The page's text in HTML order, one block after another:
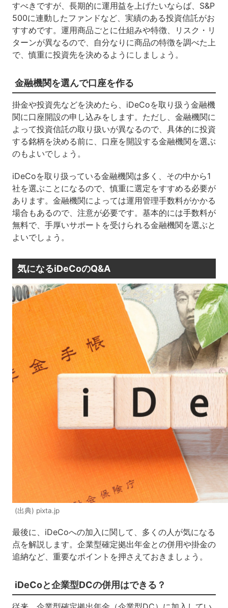
すべきですが、長期的に運用益を上げたいならば、 S&P
500に連動したファンドなど、実績のある投資信託がお
すすめです。運用商品ごとに仕組みや特徴、リスク・リ
ターンが異なるので、自分なりに商品の特徴を調べた上
で、慎重に投資先を決めるようにしましょう。
金融機関を選んで口座を作る
掛金や投資先などを決めたら、 iDeCoを取り扱う金融機
関に口座開設の申し込みをします。ただし、金融機関に
よって投資信託の取り扱いが異なるので、具体的に投資
する銘柄を決める前に、口座を開設する金融機関を選ぶ
のもよいでしょう。
iDeCoを取り扱っている金融機関は多く、その中から1
社を選ぶことになるので、慎重に選定をすすめる必要が
あります。金融機関によっては運用管理手数料がかかる
場合もあるので、注意が必要です。基本的には手数料が
無料で、手厚いサポートを受けられる金融機関を選ぶと
よいでしょう。
気になるiDeCoのQ&A
(出典) pixta.jp
最後に、 iDeCoへの加入に関して、多くの人が気になる
点を解説します。企業型確定拠出年金との併用や掛金の
追納など、重要なポイントを押さえておきましょう。
iDeCoと企業型DCの併用はできる？